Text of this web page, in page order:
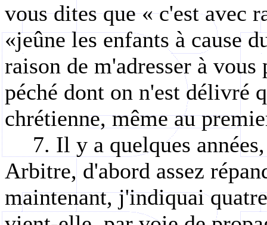
vous dites que « c'est avec
«jeûne les enfants à cause
raison de m'adresser à
péché dont on n'est délivré
chrétienne, même au
7. Il y a quelques
Arbitre, d'abord assez
maintenant, j'indiquai